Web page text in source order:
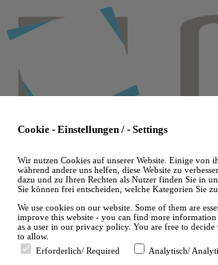
to
main
Cookie - Einstellungen / - Settings
Wir nutzen Cookies auf unserer Website. Einige von
während andere uns helfen, diese Website zu
dazu und zu Ihren Rechten als Nutzer finden Sie in
Sie können frei entscheiden, welche Kategorien Sie
We use cookies on our website. Some of them are
improve this website - you can find more
as a user in our privacy policy. You are free to
to allow.
Erforderlich/ Required
Analytisch/